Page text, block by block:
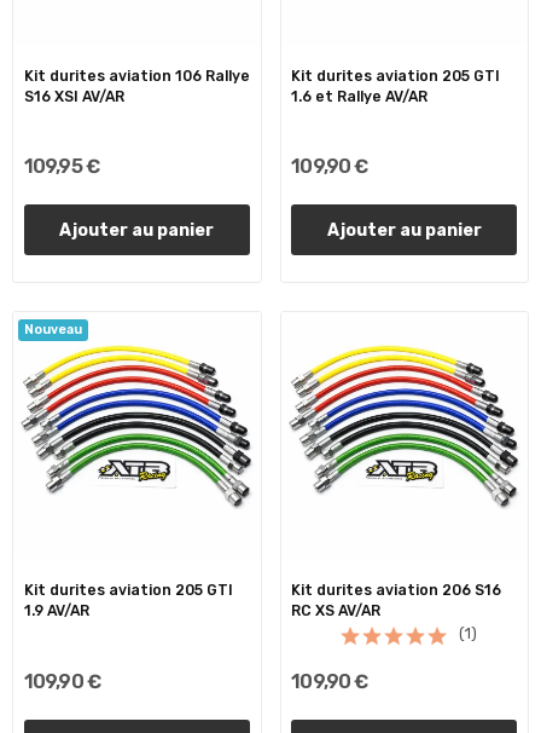
Kit durites aviation 106 Rallye
S16 XSI AV/AR
109,95 €
Ajouter au panier
Kit durites aviation 205 GTI
1.6 et Rallye AV/AR
109,90 €
Ajouter au panier
Nouveau
Kit durites aviation 205 GTI
1.9 AV/AR
109,90 €
Kit durites aviation 206 S16
RC XS AV/AR
(1)
109,90 €